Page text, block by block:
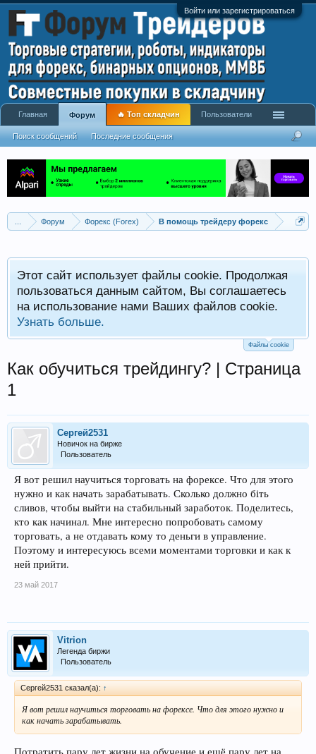
Войти или зарегистрироваться
Форум Форекс (Forex) В помощь трейдеру форекс
Этот сайт использует файлы cookie. Продолжая
пользоваться данным сайтом, Вы соглашаетесь
на использование нами Ваших файлов cookie.
Узнать больше.
Файлы cookie
Как обучиться трейдингу? | Страница
1
Сергей2531
Новичок на бирже
Пользователь
Я вот решил научиться торговать на форексе. Что для этого
нужно и как начать зарабатывать. Сколько должно біть
сливов, чтобы выйти на стабильный заработок. Поделитесь,
кто как начинал. Мне интересно попробовать самому
торговать, а не отдавать кому то деньги в управление.
Поэтому и интересуюсь всеми моментами торговки и как к
ней прийти.
23 май 2017
Vitrion
Легенда биржи
Пользователь
Сергей2531 сказал(а): ↑
Я вот решил научиться торговать на форексе. Что для этого нужно и
как начать зарабатывать.
Потратить пару лет жизни на обучение и ещё пару лет на
Главная Форум
Поиск сообщений Последние сообщения
🔥 Топ складчин Пользователи